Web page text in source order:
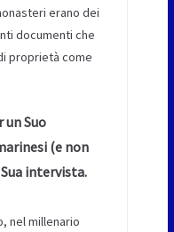
erano dei
documenti che
proprietà come
un Suo
(e non
intervista.
nel millenario